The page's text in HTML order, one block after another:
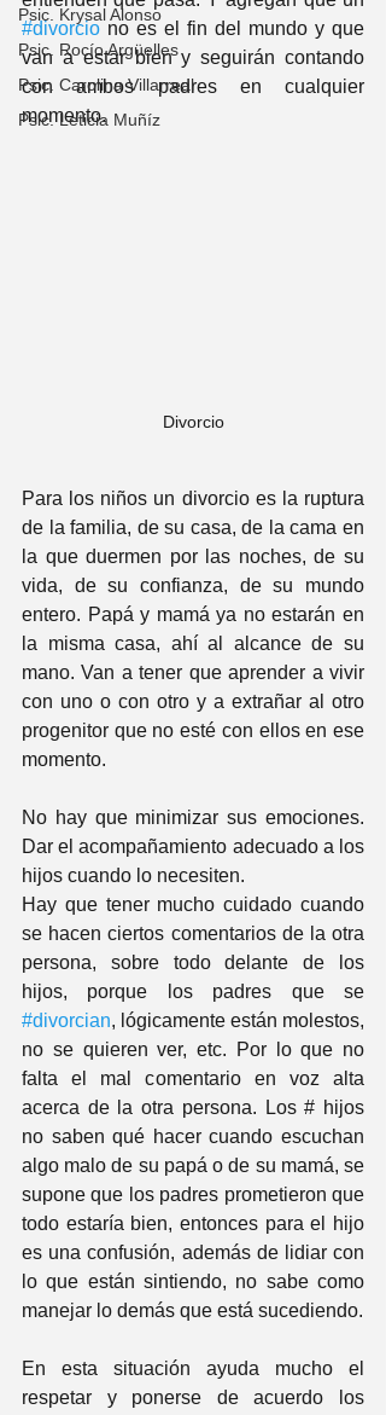
Psic. Krysal Alonso
Psic. Rocío Argüelles
Psic. Carolina Villarreal
Psic. Leticia Muñíz
#divorcio no es el fin del mundo y que
van a estar bien y seguirán contando
con ambos padres en cualquier
momento.
Divorcio
Para los niños un divorcio es la ruptura
de la familia, de su casa, de la cama en
la que duermen por las noches, de su
vida, de su confianza, de su mundo
entero. Papá y mamá ya no estarán en
la misma casa, ahí al alcance de su
mano. Van a tener que aprender a vivir
con uno o con otro y a extrañar al otro
progenitor que no esté con ellos en ese
momento.
No hay que minimizar sus emociones.
Dar el acompañamiento adecuado a los
hijos cuando lo necesiten.
Hay que tener mucho cuidado cuando
se hacen ciertos comentarios de la otra
persona, sobre todo delante de los
#divorcian, lógicamente están molestos,
no se quieren ver, etc. Por lo que no
falta el mal comentario en voz alta
acerca de la otra persona. Los # hijos
no saben qué hacer cuando escuchan
algo malo de su papá o de su mamá, se
supone que los padres prometieron que
todo estaría bien, entonces para el hijo
es una confusión, además de lidiar con
lo que están sintiendo, no sabe como
En esta situación ayuda mucho el
respetar y ponerse de acuerdo los